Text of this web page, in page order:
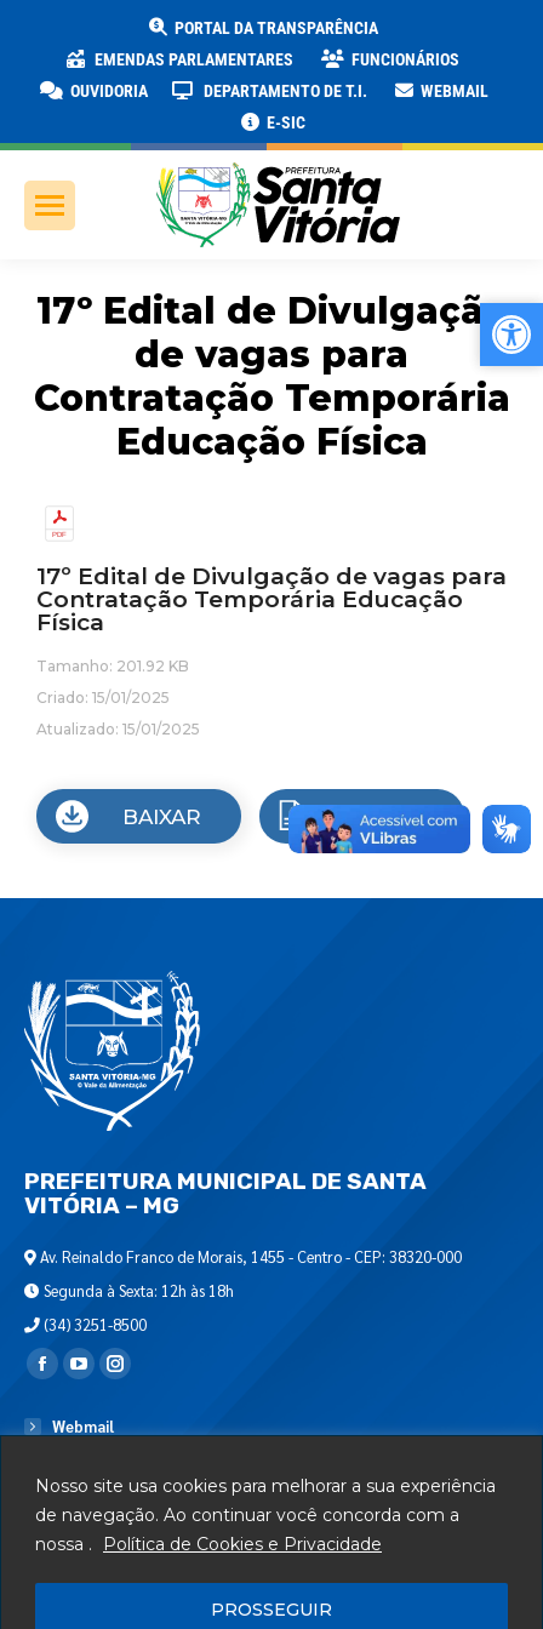
Nosso site usa cookies para melhorar a sua experiência
de navegação. Ao continuar você concorda com a
nossa .
Política de Cookies e Privacidade
PROSSEGUIR
PORTAL DA TRANSPARÊNCIA
EMENDAS PARLAMENTARES
FUNCIONÁRIOS
OUVIDORIA
DEPARTAMENTO DE T.I.
WEBMAIL
E-SIC
17º Edital de Divulgação
de vagas para
Contratação Temporária
Educação Física
17º Edital de Divulgação de vagas para
Contratação Temporária Educação
Física
Tamanho: 201.92 KB
Criado: 15/01/2025
Atualizado: 15/01/2025
BAIXAR VISUALIZAR
PREFEITURA MUNICIPAL DE SANTA
VITÓRIA – MG
Av. Reinaldo Franco de Morais, 1455 - Centro - CEP: 38320-000
Segunda à Sexta: 12h às 18h
(34) 3251-8500
Encontre-nos em:
Webmail
Serviços
Telefones Úteis